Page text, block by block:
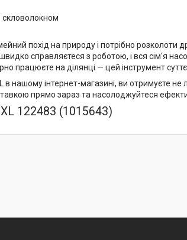
скловолокном
похід на природу і потрібно
справляєтеся з роботою, і вся сім'я
працюєте на ділянці — цей інструмент
нашому інтернет-магазині, ви отримуєте не
прямо зараз та насолоджуйтеся
122483 (1015643)